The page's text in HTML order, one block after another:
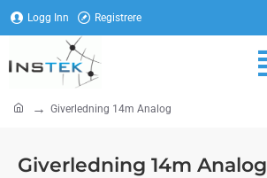
Logg Inn Registrere
Giverledning 14m Analog
home Giverledning 14m Analog